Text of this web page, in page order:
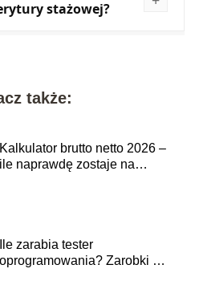
stażowej?
także:
Kalkulator brutto netto 2026 –
ile naprawdę zostaje na
Ile zarabia tester
oprogramowania? Zarobki w